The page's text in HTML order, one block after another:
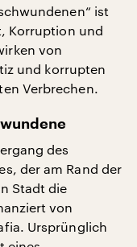
ist
Korruption und
von
und korrupten
Verbrechen.
des
der am Rand der
Stadt die
von
Ursprünglich